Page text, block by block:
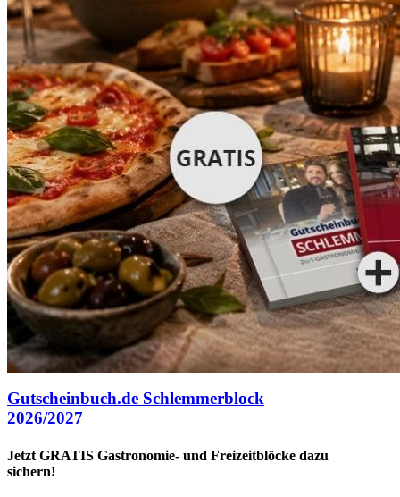
Gutscheinbuch.de Schlemmerblock
2026/2027
Jetzt GRATIS Gastronomie- und Freizeitblöcke dazu
sichern!